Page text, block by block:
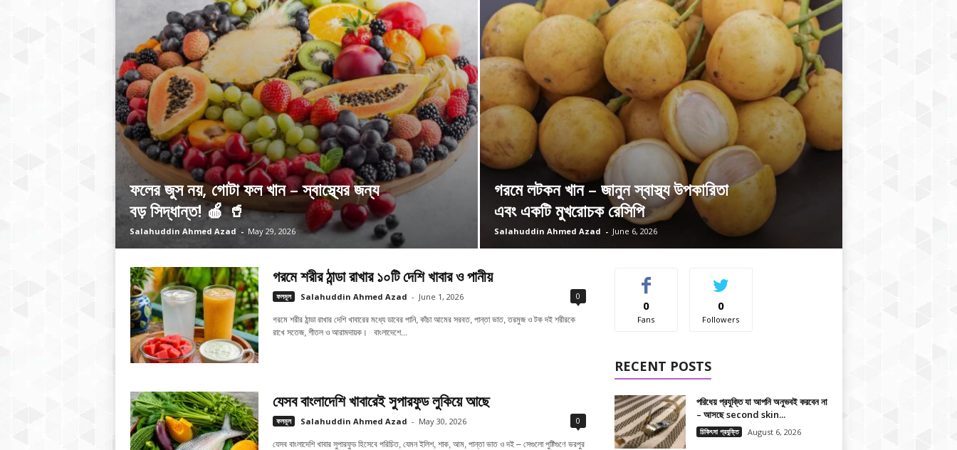
ফলের জুস নয়, গোটা ফল খান – স্বাস্থ্যের জন্য
বড় সিদ্ধান্ত! 🍎 🥤
Salahuddin Ahmed Azad - May 29, 2026
গরমে লটকন খান – জানুন স্বাস্থ্য উপকারিতা
এবং একটি মুখরোচক রেসিপি
Salahuddin Ahmed Azad - June 6, 2026
গরমে শরীর ঠান্ডা রাখার ১০টি দেশি খাবার ও পানীয়
ফলমূল Salahuddin Ahmed Azad - June 1, 2026 0
গরমে শরীর ঠান্ডা রাখার দেশি খাবারের মধ্যে ডাবের পানি, কাঁচা আমের সরবত, পান্তা ভাত, তরমুজ ও টক দই শরীরকে
রাখে সতেজ, শীতল ও আরামদায়ক। বাংলাদেশে...
যেসব বাংলাদেশি খাবারেই সুপারফুড লুকিয়ে আছে
ফলমূল Salahuddin Ahmed Azad - May 30, 2026 0
যেসব বাংলাদেশি খাবার সুপারফুড হিসেবে পরিচিত, যেমন ইলিশ, শাক, আম, পান্তা ভাত ও দই – সেগুলো পুষ্টিগুণে ভরপুর
0
Fans
0
Followers
RECENT POSTS
পরিধেয় প্রযুক্তি যা আপনি অনুভবই করবেন না
– আসছে second skin...
চিকিৎসা প্রযুক্তি August 6, 2026